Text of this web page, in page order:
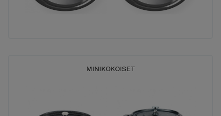
MINIKOKOISET